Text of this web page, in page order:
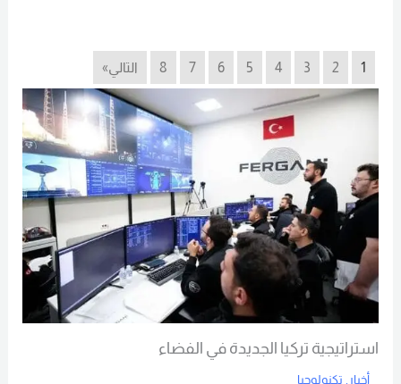
1
2
3
4
5
6
7
8 التالي»
استراتيجية تركيا الجديدة في الفضاء
أخبار تكنولوجيا